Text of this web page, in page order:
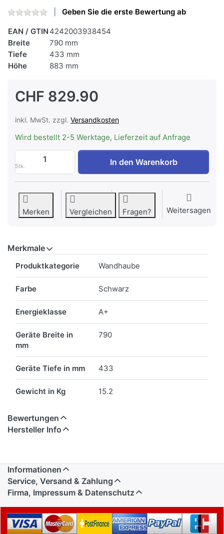
Geben Sie die erste Bewertung ab
EAN / GTIN 4242003938454
Breite
790 mm
Tiefe
433 mm
Höhe
883 mm
CHF 829.90
inkl. MwSt. zzgl. Versandkosten
Wird bestellt 2-5 Werktage, Lieferzeit auf Anfrage
Stk.
Siemens LC87KFN60 Siemens iQ300
In den Warenkorb
Merken Vergleichen Fragen? Weitersagen
Merkmale
Produktkategorie Wandhaube
Farbe Schwarz
Energieklasse A+
Geräte Breite in
mm
790
Geräte Tiefe in mm 433
Gewicht in Kg 15.2
Bewertungen
Hersteller Info
Informationen
Service, Versand & Zahlung
Firma, Impressum & Datenschutz